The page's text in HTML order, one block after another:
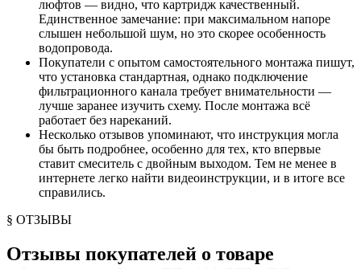
люфтов — видно, что картридж качественный.
Единственное замечание: при максимальном напоре
слышен небольшой шум, но это скорее особенность
водопровода.
Покупатели с опытом самостоятельного монтажа пишут,
что установка стандартная, однако подключение
фильтрационного канала требует внимательности —
лучше заранее изучить схему. После монтажа всё
работает без нареканий.
Несколько отзывов упоминают, что инструкция могла
бы быть подробнее, особенно для тех, кто впервые
ставит смеситель с двойным выходом. Тем не менее в
интернете легко найти видеоинструкции, и в итоге все
справились.
§ ОТЗЫВЫ
Отзывы покупателей о товаре